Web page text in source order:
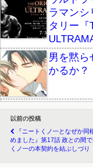
ラマンシ
タリー
男を黙ら
かるか？
以前の投稿
『ニートくノ一となぜか同
めました』第17話 政との間で
くノ一の本契約を結ぶしづり